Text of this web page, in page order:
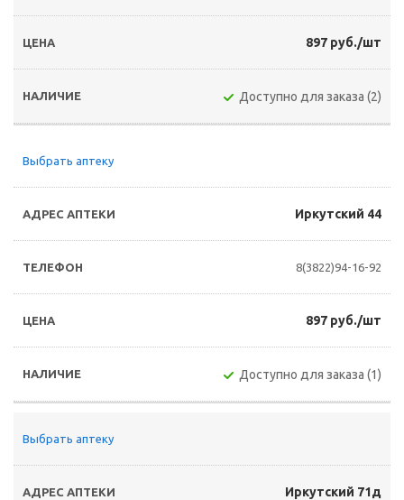
897 руб./шт
Доступно для заказа (2)
Выбрать аптеку
Иркутский 44
8(3822)94-16-92
897 руб./шт
Доступно для заказа (1)
Выбрать аптеку
Иркутский 71д